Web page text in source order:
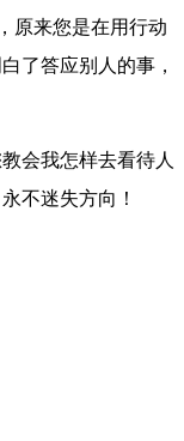
原来您是在用行动
了答应别人的事，
会我怎样去看待人
不迷失方向！